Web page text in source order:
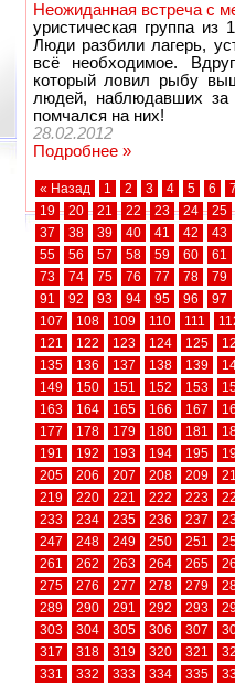
Неожиданная встреча с
уристическая группа из
Люди разбили лагерь,
всё необходимое.
который ловил рыбу
людей, наблюдавших
помчался на них!
28.02.2012
Подробнее »
« Назад 1 2 3 4 5 6
19
20 21 22 23 24
25
37
38 39 40 41 42
43
55
56 57 58 59 60
61
73
74 75 76 77 78
79
91
92 93 94 95 96
97
107
108 109 110 111
121
122 123 124 125
135
136 137 138 139
149
150 151 152 153
163
164 165 166 167
177
178 179 180 181
191
192 193 194 195
205
206 207 208 209
219
220 221 222 223
233
234 235 236 237
247
248 249 250 251
261
262 263 264 265
275
276 277 278 279
289
290 291 292 293
303
304 305 306 307
317
318 319 320 321
331
332 333 334 335